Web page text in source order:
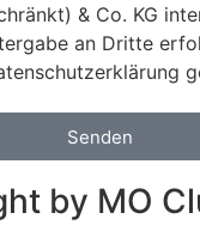
& Co. KG
an Dritte
Senden
by MO